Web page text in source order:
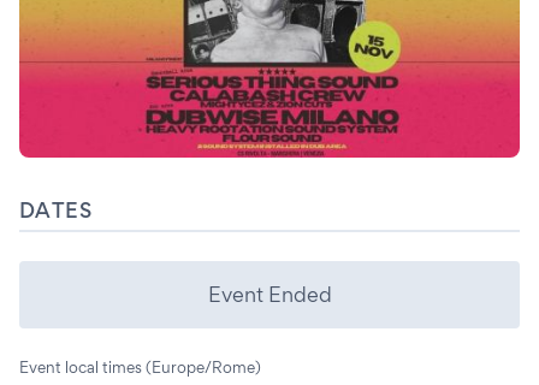
DATES
Event Ended
Event local times (Europe/Rome)